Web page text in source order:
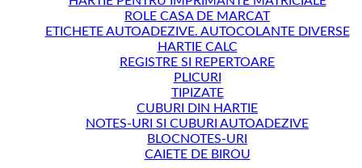
ROLE CASA DE MARCAT
ETICHETE AUTOADEZIVE. AUTOCOLANTE DIVERSE
HARTIE CALC
REGISTRE SI REPERTOARE
PLICURI
TIPIZATE
CUBURI DIN HARTIE
NOTES-URI SI CUBURI AUTOADEZIVE
BLOCNOTES-URI
CAIETE DE BIROU